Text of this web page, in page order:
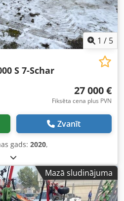
1 / 5
S 7-Schar
27 000 €
Fiksēta cena plus PVN
Zvanīt
gads: 2020,
Mazā sludinājuma